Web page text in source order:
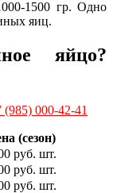
1500 гр. Одно
яиц.
яйцо?
(985) 000-42-41
(сезон)
руб. шт.
руб. шт.
руб. шт.